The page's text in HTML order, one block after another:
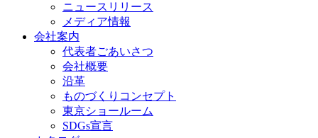
ニュースリリース
メディア情報
会社案内
代表者ごあいさつ
会社概要
沿革
ものづくりコンセプト
東京ショールーム
SDGs宣言